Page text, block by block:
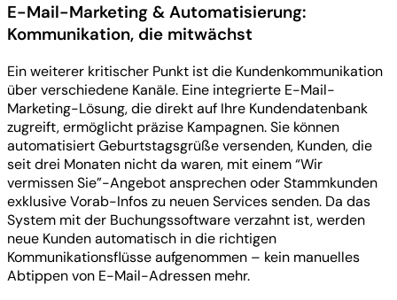
E-Mail-Marketing & Automatisierung:
Kommunikation, die mitwächst
Ein weiterer kritischer Punkt ist die Kundenkommunikation
über verschiedene Kanäle. Eine integrierte E-Mail-
Marketing-Lösung, die direkt auf Ihre Kundendatenbank
zugreift, ermöglicht präzise Kampagnen. Sie können
automatisiert Geburtstagsgrüße versenden, Kunden, die
seit drei Monaten nicht da waren, mit einem “Wir
vermissen Sie”-Angebot ansprechen oder Stammkunden
exklusive Vorab-Infos zu neuen Services senden. Da das
System mit der Buchungssoftware verzahnt ist, werden
neue Kunden automatisch in die richtigen
Kommunikationsflüsse aufgenommen – kein manuelles
Abtippen von E-Mail-Adressen mehr.